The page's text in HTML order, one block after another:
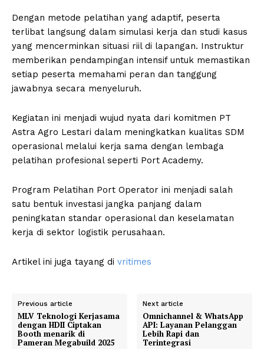
Dengan metode pelatihan yang adaptif, peserta
terlibat langsung dalam simulasi kerja dan studi kasus
yang mencerminkan situasi riil di lapangan. Instruktur
memberikan pendampingan intensif untuk memastikan
setiap peserta memahami peran dan tanggung
jawabnya secara menyeluruh.
Kegiatan ini menjadi wujud nyata dari komitmen PT
Astra Agro Lestari dalam meningkatkan kualitas SDM
operasional melalui kerja sama dengan lembaga
pelatihan profesional seperti Port Academy.
Program Pelatihan Port Operator ini menjadi salah
satu bentuk investasi jangka panjang dalam
peningkatan standar operasional dan keselamatan
kerja di sektor logistik perusahaan.
Artikel ini juga tayang di vritimes
Previous article
MLV Teknologi Kerjasama
dengan HDII Ciptakan
Booth menarik di
Pameran Megabuild 2025
Next article
Omnichannel & WhatsApp
API: Layanan Pelanggan
Lebih Rapi dan
Terintegrasi